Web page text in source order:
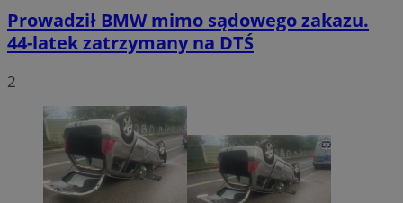
Prowadził BMW mimo sądowego zakazu.
44-latek zatrzymany na DTŚ
2